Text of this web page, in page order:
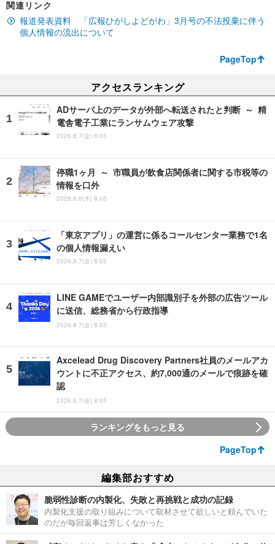
関連リンク
報道発表資料 「広報ひがしよどがわ」3月号の不法投棄に伴う
個人情報の流出について
PageTop
アクセスランキング
ADサーバ上のデータが外部へ転送されたと判断 ～ 精
電舎電子工業にランサムウェア攻撃
2026.8.7(金) 8:05
停職1ヶ月 ～ 市職員が飲食店関係者に関する市税等の
情報を口外
2026.8.6(木) 8:05
「東京アプリ」の運営に係るコールセンター業務で1名
の個人情報漏えい
2026.8.7(金) 8:05
LINE GAMEでユーザー内部識別子を外部の広告ツール
に送信、総務省から行政指導
2026.8.7(金) 8:05
Axcelead Drug Discovery Partners社員のメールアカ
ウントに不正アクセス、約7,000通のメールで痕跡を確
認
2026.8.7(金) 8:05
ランキングをもっと見る
PageTop
編集部おすすめ
脆弱性診断の内製化、失敗と再挑戦と成功の記録
内製化支援の取り組みについて取材させて欲しいと頼んでいた
のだが毎回返事は芳しくなかった